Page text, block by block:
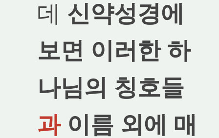
데 신약성경에
보면 이러한 하
나님의 칭호들
과이름 외에 매